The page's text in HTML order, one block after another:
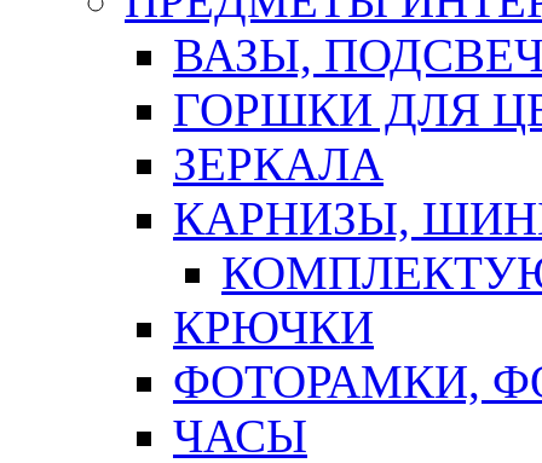
ВАЗЫ,
ГОРШКИ ДЛЯ
ЗЕРКАЛА
КАРНИЗЫ,
КРЮЧКИ
ФОТОРАМКИ,
ЧАСЫ